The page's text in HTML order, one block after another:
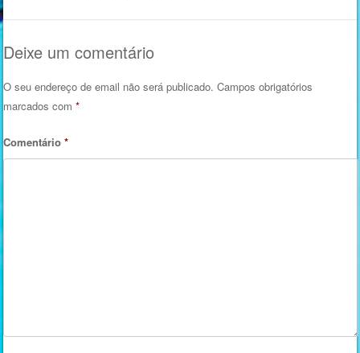
Deixe um comentário
O seu endereço de email não será publicado. Campos obrigatórios
marcados com*
Comentário*